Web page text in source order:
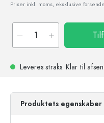
Priser inkl. moms, eksklusive
Leveres straks. Klar til
Produktets egenskaber